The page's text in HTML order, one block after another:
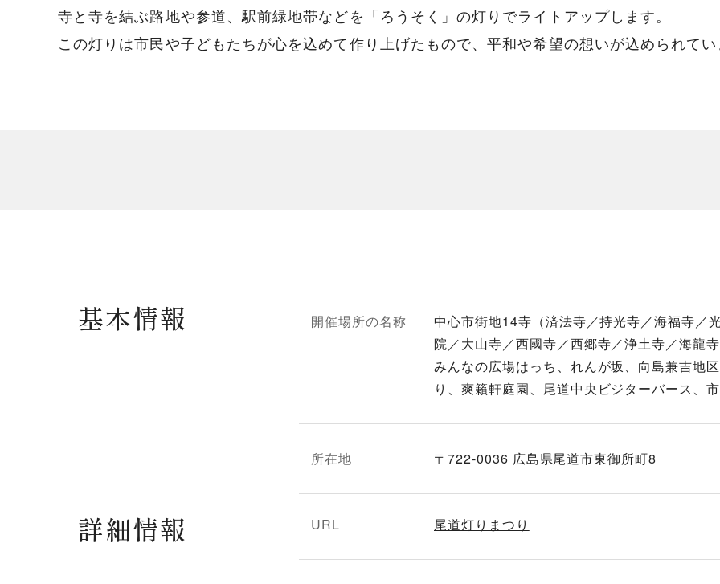
寺と寺を結ぶ路地や参道、駅前緑地帯などを「ろうそく」の灯りでライトアップします。
この灯りは市民や子どもたちが心を込めて作り上げたもので、平和や希望の想いが込められて
基本情報 開催場所の名称
中心市街地14寺（済法寺／持光寺／海福寺／
院／大山寺／西國寺／西郷寺／浄土寺／海龍
みんなの広場はっち、れんが坂、向島兼吉地
り、爽籟軒庭園、尾道中央ビジターバース、
所在地 〒722-0036 広島県尾道市東御所町8
詳細情報 URL 尾道灯りまつり